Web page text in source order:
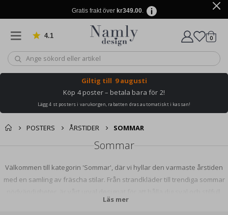
Gratis frakt över kr349.00.
4.1 Baserat på 1025 betyg 0
Giltig till 9 augusti
Köp 4 poster – betala bara för 2!
Lägg 4 st posters i varukorgen, rabatten dras automatiskt i kassan!
POSTERS ÅRSTIDER SOMMAR
Sommar
Välkommen till kategorin 'Sommar', där vi hyllar den varmaste årstiden
med en samling av fräscha stilar. Från strandkläder till trendiga sommar
Omfamna årstiden och uppdatera din garderob med vår senaste
Läs mer